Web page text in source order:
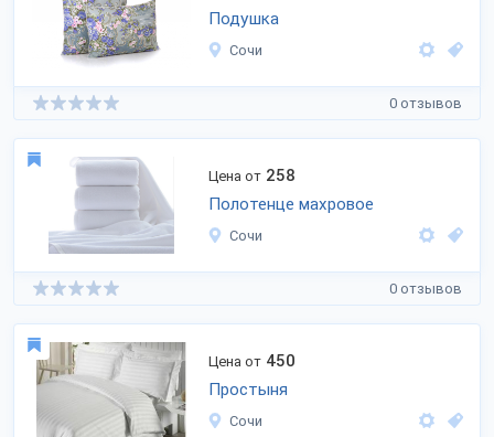
Подушка
Сочи
0 отзывов
Цена от 258
Полотенце махровое
Сочи
0 отзывов
Цена от 450
Простыня
Сочи